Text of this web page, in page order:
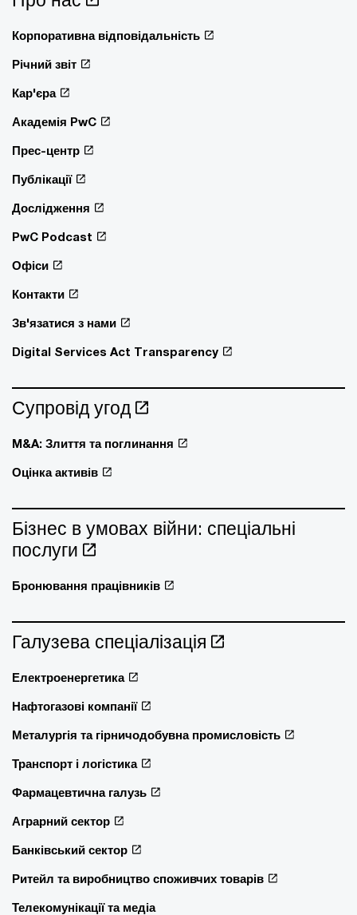
Корпоративна відповідальність
Річний звіт
Кар'єра
Академія PwC
Прес-центр
Публікації
Дослідження
PwC Podcast
Офіси
Контакти
Зв'язатися з нами
Digital Services Act Transparency
Супровід угод
M&A: Злиття та поглинання
Оцінка активів
Бізнес в умовах війни: спеціальні
послуги
Бронювання працівників
Галузева спеціалізація
Електроенергетика
Нафтогазові компанії
Металургія та гірничодобувна промисловість
Транспорт і логістика
Фармацевтична галузь
Аграрний сектор
Банківський сектор
Ритейл та виробництво споживчих товарів
Телекомунікації та медіа